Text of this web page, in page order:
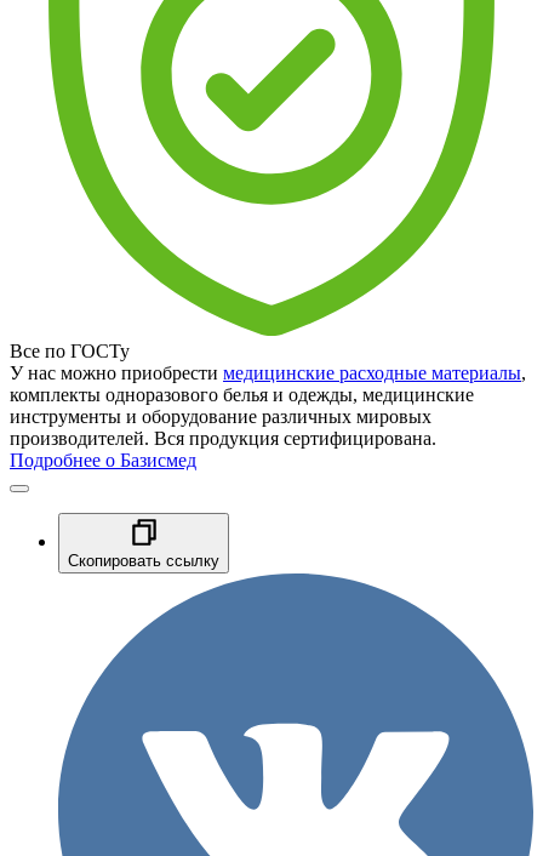
Все по ГОСТу
У нас можно приобрести медицинские расходные материалы,
комплекты одноразового белья и одежды, медицинские
инструменты и оборудование различных мировых
производителей. Вся продукция сертифицирована.
Подробнее о Базисмед
Скопировать ссылку